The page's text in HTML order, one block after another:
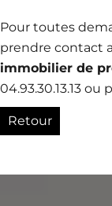
Pour toutes
prendre contact
immobilier de
04.93.30.13.13
Retour